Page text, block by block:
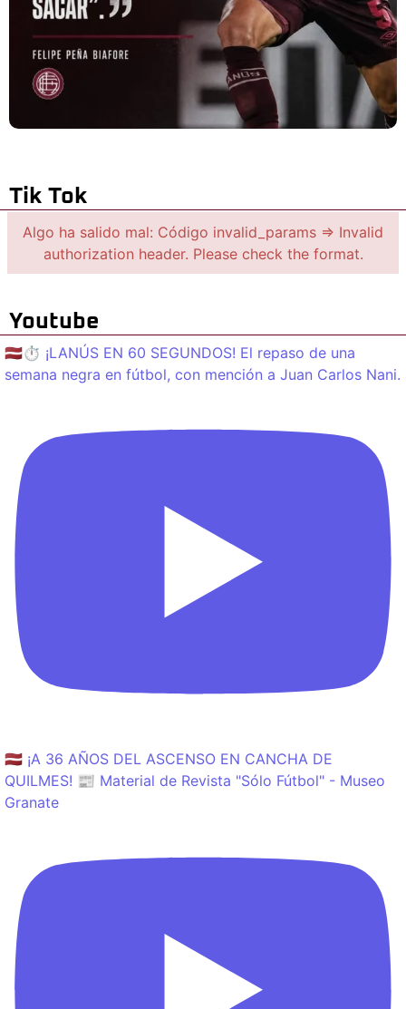
Tik Tok
Algo ha salido mal: Código invalid_params => Invalid
authorization header. Please check the format.
Youtube
🇱🇻⏱️ ¡LANÚS EN 60 SEGUNDOS! El repaso de una
semana negra en fútbol, con mención a Juan Carlos Nani.
🇱🇻 ¡A 36 AÑOS DEL ASCENSO EN CANCHA DE
QUILMES! 📰 Material de Revista "Sólo Fútbol" - Museo
Granate